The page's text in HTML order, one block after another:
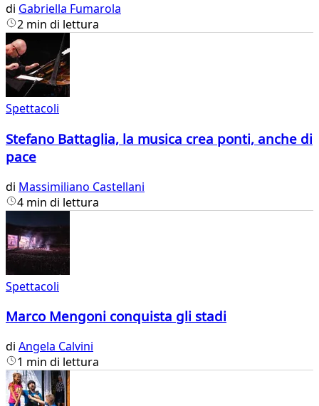
di Gabriella Fumarola
2 min di lettura
Spettacoli
Stefano Battaglia, la musica crea ponti, anche di
pace
di Massimiliano Castellani
4 min di lettura
Spettacoli
Marco Mengoni conquista gli stadi
di Angela Calvini
1 min di lettura